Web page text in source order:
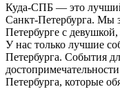
Куда-СПБ — это
Санкт-Петербурга. Мы
Петербурге с
У нас только лучшие
Петербурга. События
Петербурга, которые